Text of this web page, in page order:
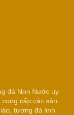
đá Non Nước uy
cấp các sản
tượng đá linh